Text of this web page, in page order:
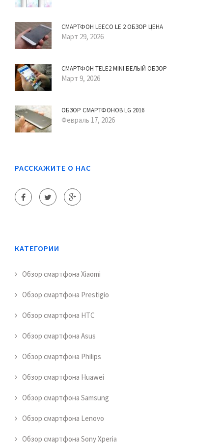
СМАРТФОН LEECO LE 2 ОБЗОР ЦЕНА
Март 29, 2026
СМАРТФОН TELE2 MINI БЕЛЫЙ ОБЗОР
Март 9, 2026
ОБЗОР СМАРТФОНОВ LG 2016
Февраль 17, 2026
РАССКАЖИТЕ О НАС
КАТЕГОРИИ
Обзор смартфона Xiaomi
Обзор смартфона Prestigio
Обзор смартфона HTC
Обзор смартфона Asus
Обзор смартфона Philips
Обзор смартфона Huawei
Обзор смартфона Samsung
Обзор смартфона Lenovo
Обзор смартфона Sony Xperia